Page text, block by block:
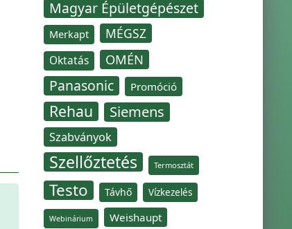
Magyar Épületgépészet
Merkapt MÉGSZ
Oktatás OMÉN
Panasonic Promóció
Rehau Siemens
Szabványok
Szellőztetés Termosztát
Testo Távhő Vízkezelés
Webinárium Weishaupt